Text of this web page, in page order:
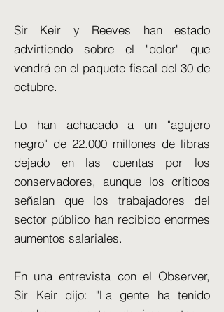
Sir Keir y Reeves han estado
advirtiendo sobre el "dolor" que
vendrá en el paquete fiscal del 30 de
octubre.
Lo han achacado a un "agujero
negro" de 22.000 millones de libras
dejado en las cuentas por los
conservadores, aunque los críticos
señalan que los trabajadores del
sector público han recibido enormes
aumentos salariales.
En una entrevista con el Observer,
Sir Keir dijo: "La gente ha tenido